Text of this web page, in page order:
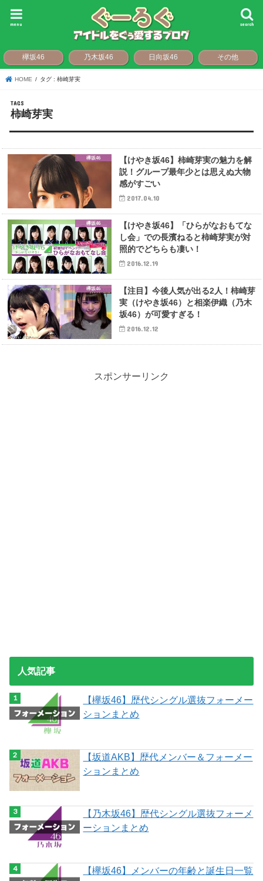
search
menu
欅坂46 乃木坂46 日向坂46 その他
HOME タグ : 柿崎芽実
柿崎芽実
欅坂46
【けやき坂46】柿崎芽実の魅力を解
説！グループ最年少とは思えぬ大物
感がすごい
2017.04.10
欅坂46
【けやき坂46】「ひらがなおもてな
し会」での長濱ねると柿崎芽実が対
照的でどちらも凄い！
2016.12.19
欅坂46
【注目】今後人気が出る2人！柿崎芽
実（けやき坂46）と相楽伊織（乃木
坂46）が可愛すぎる！
2016.12.12
スポンサーリンク
人気記事
【欅坂46】歴代シングル選抜フォーメー
ションまとめ
【坂道AKB】歴代メンバー＆フォーメー
ションまとめ
【乃木坂46】歴代シングル選抜フォーメ
ーションまとめ
【欅坂46】メンバーの年齢と誕生日一覧